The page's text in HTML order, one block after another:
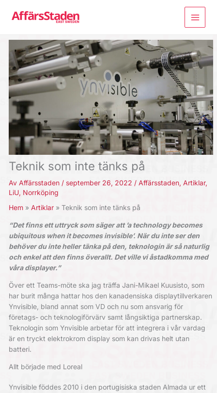
Teknik som inte tänks på
Av Affärsstaden / september 26, 2022 / Affärsstaden, Artiklar,
LiU, Norrköping
Hem
Artiklar Teknik som inte tänks på
“Det finns ett uttryck som säger att ’a technology becomes
ubiquitous when it becomes invisible’. När du inte ser den
behöver du inte heller tänka på den, teknologin är så naturlig
och enkel att den finns överallt. Det ville vi åstadkomma med
våra displayer.”
Över ett Teams-möte ska jag träffa Jani-Mikael Kuusisto, som
har burit många hattar hos den kanadensiska displaytillverkaren
Ynvisible, bland annat som VD och nu som ansvarig för
företags- och teknologiförvärv samt långsiktiga partnerskap.
Teknologin som Ynvisible arbetar för att integrera i vår vardag
är en tryckt elektrokrom display som kan drivas helt utan
batteri.
Allt började med Loreal
Ynvisible föddes 2010 i den portugisiska staden Almada ur ett